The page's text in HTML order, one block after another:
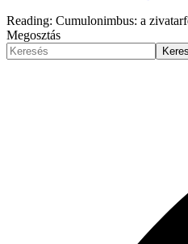
Reading: Cumulonimbus: a
Megosztás